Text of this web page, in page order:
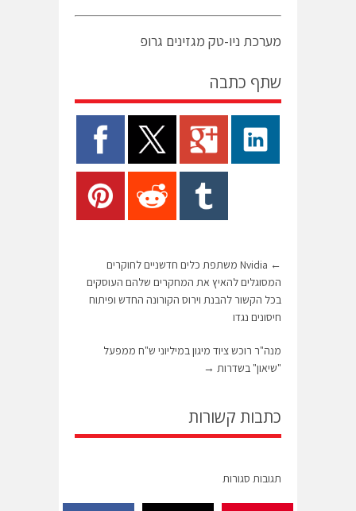
מערכת ניו-טק מגזינים גרופ
שתף כתבה
←
Nvidia משתפת כלים חדשניים לחוקרים
המסוגלים להאיץ את המחקרים שלהם העוסקים
בכל הקשור להבנת וירוס הקורונה החדש ופיתוח
חיסונים נגדו
מנה"ר רוכש ציוד מיגון במיליוני ש"ח ממפעל
"שיאון" בשדרות →
כתבות קשורות
תגובות סגורות